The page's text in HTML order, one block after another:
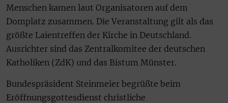
Menschen kamen laut Organisatoren auf dem
Domplatz zusammen. Die Veranstaltung gilt als das
größte Laientreffen der Kirche in Deutschland.
Ausrichter sind das Zentralkomitee der deutschen
Katholiken (ZdK) und das Bistum Münster.
Bundespräsident Steinmeier begrüßte beim
Eröffnungsgottesdienst christliche